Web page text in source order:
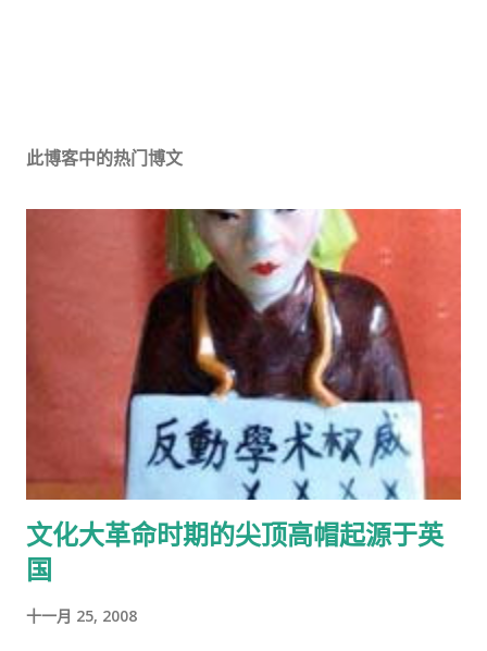
此博客中的热门博文
文化大革命时期的尖顶高帽起源于英
国
十一月 25, 2008